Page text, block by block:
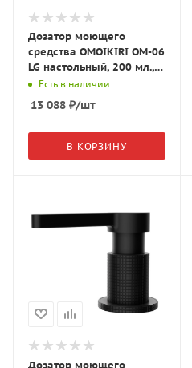
Дозатор моющего
средства OMOIKIRI OM-06
LG настольный, 200 мл.,
светлое золото, 4995094
Есть в наличии
13 088 ₽/шт
В КОРЗИНУ
Дозатор моющего